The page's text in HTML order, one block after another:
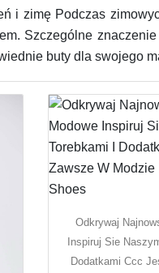
i zimę Podczas
Szczególne
buty dla swojego
Odkrywaj
Inspiruj Sie
Dodatkami Ccc